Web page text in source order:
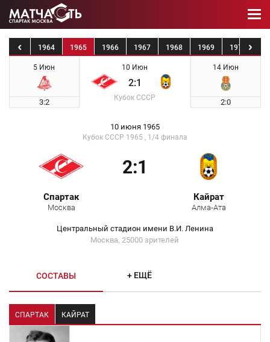
1963 1964 1965 1966 1967 1968 1969 1970
5 Июн
3:2
10 Июн
2:1
Кубок СССР
14 Июн
2:0
10 июня 1965
Кубок СССР 1965 , 1/4 финала
Спартак
Москва
2:1
Кайрат
Алма-Ата
Центральный стадион имени В.И. Ленина
Москва, 25000 зрителей
СОСТАВЫ + ЕЩЁ
СПАРТАК КАЙРАТ